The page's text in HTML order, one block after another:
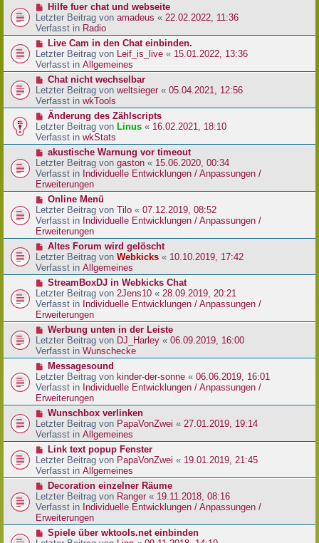
N
e
u
e
r
B
e
t
r
a
g
Hilfe fuer chat und webseite
Letzter Beitrag von amadeus « 22.02.2022, 11:36
Verfasst in Radio
N
e
u
e
r
B
e
t
r
a
g
Live Cam in den Chat einbinden.
Letzter Beitrag von Leif_is_live « 15.01.2022, 13:36
Verfasst in Allgemeines
N
e
u
e
r
B
e
t
r
a
g
Chat nicht wechselbar
Letzter Beitrag von weltsieger « 05.04.2021, 12:56
Verfasst in wkTools
N
e
u
e
r
B
e
i
r
a
g
Änderung des Zählscripts
Letzter Beitrag von Linus « 16.02.2021, 18:10
Verfasst in wkStats
N
e
u
e
r
B
e
i
t
a
g
akustische Warnung vor timeout
Letzter Beitrag von gaston « 15.06.2020, 00:34
Verfasst in Individuelle Entwicklungen / Anpassungen /
Erweiterungen
N
e
u
e
r
B
e
i
r
a
g
Online Menü
Letzter Beitrag von Tilo « 07.12.2019, 08:52
Verfasst in Individuelle Entwicklungen / Anpassungen /
Erweiterungen
N
e
u
e
r
B
e
i
r
a
g
Altes Forum wird gelöscht
Letzter Beitrag von Webkicks « 10.10.2019, 17:42
Verfasst in Allgemeines
N
e
u
e
r
B
e
i
r
a
g
StreamBoxDJ in Webkicks Chat
Letzter Beitrag von 2Jens10 « 28.09.2019, 20:21
Verfasst in Individuelle Entwicklungen / Anpassungen /
Erweiterungen
N
e
u
e
r
B
e
i
r
a
g
Werbung unten in der Leiste
Letzter Beitrag von DJ_Harley « 06.09.2019, 16:00
Verfasst in Wunschecke
N
e
u
e
r
B
e
i
r
a
g
Messagesound
Letzter Beitrag von kinder-der-sonne « 06.06.2019, 16:01
Verfasst in Individuelle Entwicklungen / Anpassungen /
Erweiterungen
N
e
u
e
r
B
e
t
r
a
g
Wunschbox verlinken
Letzter Beitrag von PapaVonZwei « 27.01.2019, 19:14
Verfasst in Allgemeines
N
e
u
e
r
B
e
i
Link text popup Fenster
Letzter Beitrag von PapaVonZwei « 19.01.2019, 21:45
Verfasst in Allgemeines
N
e
u
e
r
B
Decoration einzelner Räume
Letzter Beitrag von Ranger « 19.11.2018, 08:16
Verfasst in Individuelle Entwicklungen / Anpassungen /
Erweiterungen
NSpiele über wktools.net einbinden